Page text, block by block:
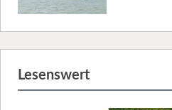
Lesenswert